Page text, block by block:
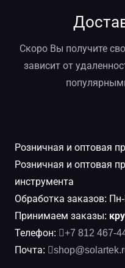
Скоро Вы получите
зависит от
Розничная и оптовая
Розничная и оптовая
инструмента
Обработка заказов:
Принимаем заказы:
Телефон:
+7 812 467-
Почта: